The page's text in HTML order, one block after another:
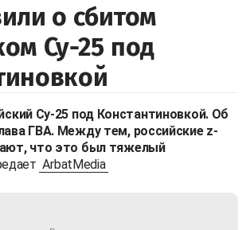
о сбитом
Су-25 под
Су-25 под Константиновкой. Об
ГВА. Между тем, российские z-
что это был тяжелый
ArbatMedia